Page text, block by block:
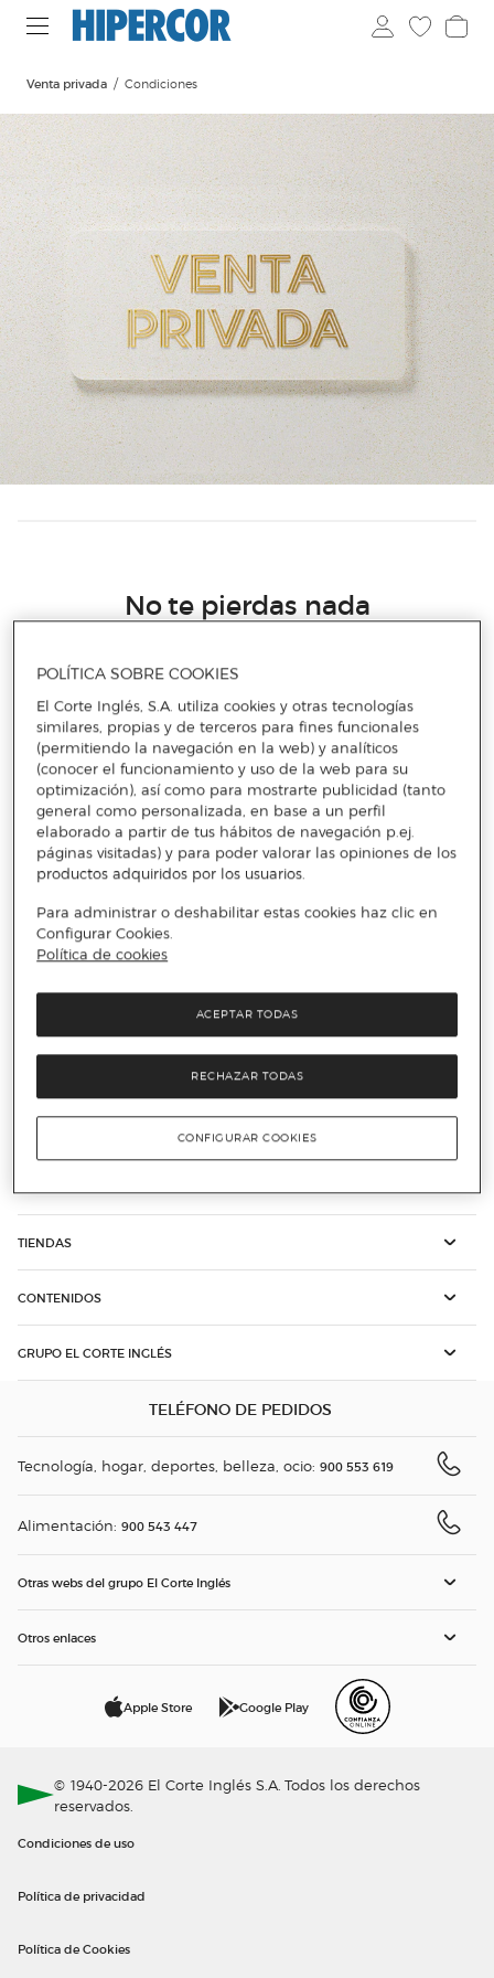
Venta privada Condiciones
No te pierdas nada
Accede a promociones exclusivas, descuentos y novedades
Email
ENVIAR
He leído y acepto la política de privacidad y condiciones de
subscripción a la newsletter
TIENDAS
CONTENIDOS
GRUPO EL CORTE INGLÉS
TELÉFONO DE PEDIDOS
Tecnología, hogar, deportes, belleza, ocio: 900 553 619
Alimentación: 900 543 447
Otras webs del grupo El Corte Inglés
Otros enlaces
Apple Store Google Play
© 1940-2026 El Corte Inglés S.A. Todos los derechos
reservados.
Condiciones de uso
Política de privacidad
Política de Cookies
POLÍTICA SOBRE COOKIES
El Corte Inglés, S.A. utiliza cookies y otras tecnologías
similares, propias y de terceros para fines funcionales
(permitiendo la navegación en la web) y analíticos
(conocer el funcionamiento y uso de la web para su
optimización), así como para mostrarte publicidad (tanto
general como personalizada, en base a un perfil
elaborado a partir de tus hábitos de navegación p.ej.
páginas visitadas) y para poder valorar las opiniones de los
productos adquiridos por los usuarios.
Para administrar o deshabilitar estas cookies haz clic en
Configurar Cookies.
Política de cookies
RECHAZAR TODAS
ACEPTAR TODAS
CONFIGURAR COOKIES